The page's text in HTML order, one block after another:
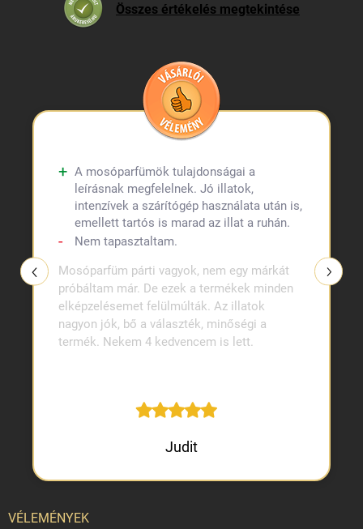
Összes értékelés megtekintése
A mosóparfümök tulajdonságai a
leírásnak megfelelnek. Jó illatok,
intenzívek a szárítógép használata után is,
emellett tartós is marad az illat a ruhán.
Nem tapasztaltam.
Mosóparfüm párti vagyok, nem egy márkát
próbáltam már. De ezek a termékek minden
elképzelésemet felülmúlták. Az illatok
nagyon jók, bő a választék, minőségi a
termék. Nekem 4 kedvencem is lett.
Judit
VÉLEMÉNYEK